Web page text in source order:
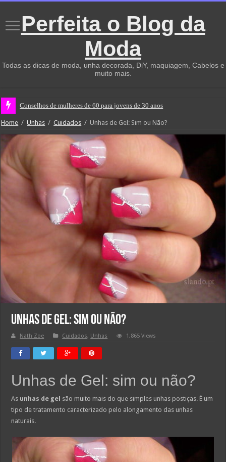
Perfeita o Blog da
Moda
Todas as dicas de moda, unha decorada, DiY, maquiagem, Cabelos e
muito mais.
Conselhos de mulheres de 60 para jovens de 30 anos
Home / Unhas / Cuidados / Unhas de Gel: Sim ou Não?
Unhas de Gel: Sim ou Não?
Nath Zoe Cuidados, Unhas 1,865 Views
Unhas de Gel: sim ou não?
As unhas de gel são muito mais do que simples unhas postiças. É um
tipo de tratamento caracterizado pelo alongamento das unhas
naturais.